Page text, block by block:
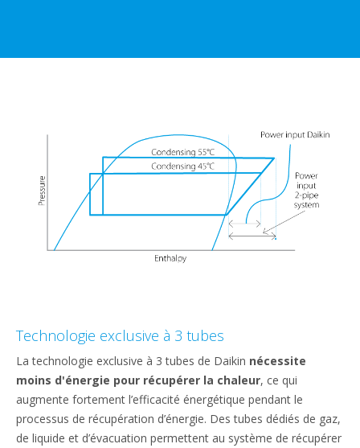
Technologie exclusive à 3 tubes
La technologie exclusive à 3 tubes de Daikin nécessite
moins d'énergie pour récupérer la chaleur, ce qui
augmente fortement l’efficacité énergétique pendant le
processus de récupération d’énergie. Des tubes dédiés de gaz,
de liquide et d’évacuation permettent au système de récupérer